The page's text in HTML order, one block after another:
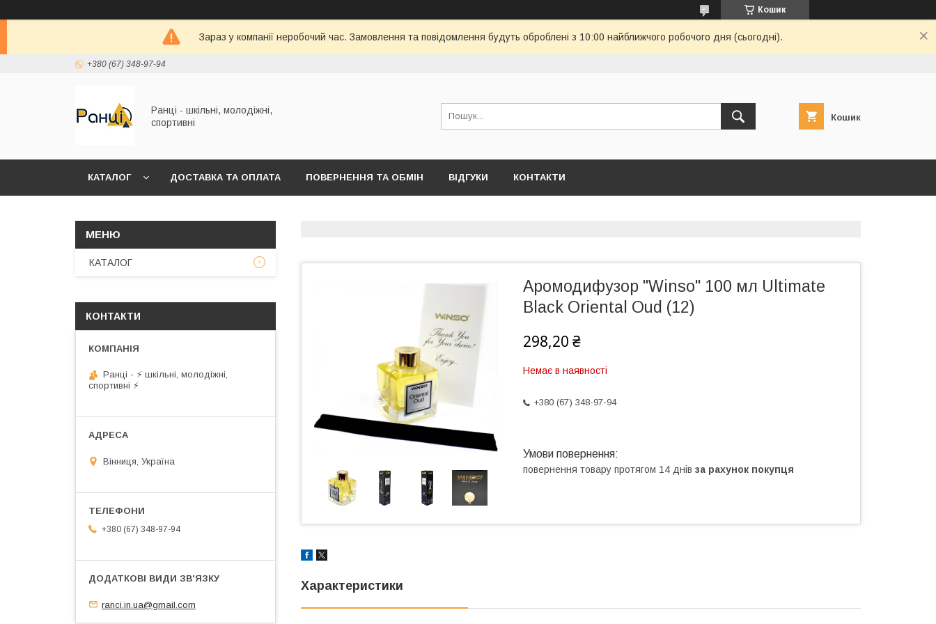
Кошик
Зараз у компанії неробочий час. Замовлення та повідомлення будуть оброблені з 10:00 найближчого робочого дня (сьогодні).
+380 (67) 348-97-94
Ранці - шкільні, молодіжні,
спортивні
Кошик
КАТАЛОГ ДОСТАВКА ТА ОПЛАТА ПОВЕРНЕННЯ ТА ОБМІН ВІДГУКИ КОНТАКТИ
Аромодифузор "Winso" 100 мл Ultimate
Black Oriental Oud (12)
298,20 ₴
Немає в наявності
+380 (67) 348-97-94
повернення товару протягом 14 днів за рахунок покупця
Характеристики
КАТАЛОГ
КОНТАКТИ
Ранці - ⚡ шкільні, молодіжні,
спортивні ⚡
Вінниця, Україна
+380 (67) 348-97-94
ranci.in.ua@gmail.com